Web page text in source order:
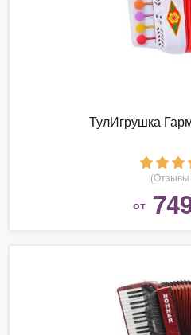
ТулИгрушка
(Отзывы
от